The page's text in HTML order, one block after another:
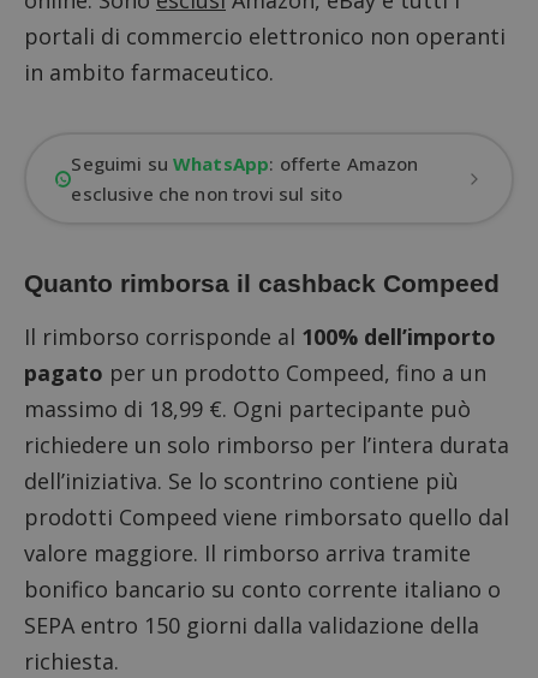
portali di commercio elettronico non operanti
in ambito farmaceutico.
Seguimi suWhatsApp: offerte Amazon
esclusive che non trovi sul sito
Quanto rimborsa il cashback Compeed
Il rimborso corrisponde al 100% dell’importo
pagato per un prodotto Compeed, fino a un
massimo di 18,99 €. Ogni partecipante può
richiedere un solo rimborso per l’intera durata
dell’iniziativa. Se lo scontrino contiene più
prodotti Compeed viene rimborsato quello dal
valore maggiore. Il rimborso arriva tramite
bonifico bancario su conto corrente italiano o
SEPA entro 150 giorni dalla validazione della
richiesta.